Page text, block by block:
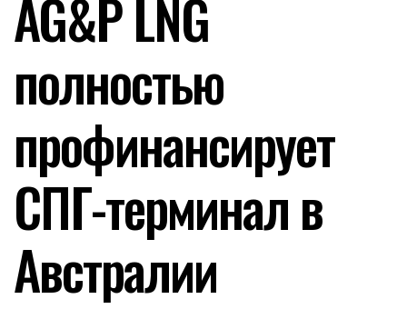
AG&P LNG
полностью
профинансирует
СПГ-терминал в
Австралии